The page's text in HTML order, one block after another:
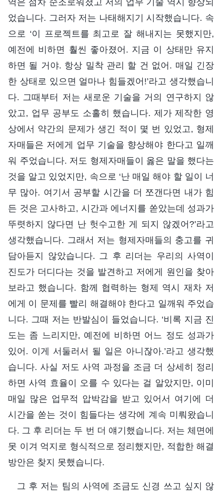
었습니다. 그러자 저는 나태해지기 시작했습니다. 속
으로 ‘이 프로젝트를 최고로 잘 해내지는 못했지만,
예전에 비하면 훨씬 좋아졌어. 지금 이 상태만 유지
하면 될 거야. 항상 밀착 관리 할 건 없어. 매일 긴장
한 상태로 있으면 얼마나 힘들겠어!’라고 생각했습니
다. 그때부터 저는 새로운 기술을 거의 연구하지 않
았고, 업무 공부도 소홀히 했습니다. 제가 제작한 영
상에서 약간의 문제가 생긴 적이 몇 번 있었고, 형제
자매들은 저에게 업무 기술을 향상해야 한다고 일깨
워 주었습니다. 저도 형제자매들이 옳은 말을 했다는
것을 알고 있었지만, 속으로 ‘난 매일 해야 할 일이 너
무 많아. 여기서 공부할 시간을 더 쪼갠다면 내가 힘
든 것은 고사하고, 시간과 에너지를 쏟았는데 성과가
뚜렷하지 않다면 난 헛수고한 게 되지 않겠어?’라고
생각했습니다. 그래서 저는 형제자매들의 충고를 귀
담아듣지 않았습니다. 그 후 리더는 우리의 사역이
진도가 더디다는 것을 발견하고 저에게 원인을 찾아
보라고 했습니다. 함께 협력하는 형제 역시 재차 저
에게 이 문제를 빨리 해결해야 한다고 일깨워 주었습
니다. 그때 저는 반발심이 들었습니다. ‘비록 지금 진
도는 좀 느리지만, 예전에 비하면 어느 정도 성과가
있어. 이게 서둘러서 될 일은 아니잖아.’라고 생각했
습니다. 사실 저도 사역 과정을 조금 더 상세히 정리
하면 사역 효율이 오를 수 있다는 걸 알았지만, 이미
매일 많은 업무적 압박감을 받고 있어서 여기에 더
시간을 쏟는 것이 힘들다는 생각에 계속 미뤄왔습니
다. 그 후 리더는 두 번 더 얘기했습니다. 저는 체면에
못 이겨 억지로 형식적으로 정리했지만, 적합한 해결
방안은 찾지 못했습니다.
그 후 저는 팀의 사역에 조금도 신경 쓰고 싶지 않